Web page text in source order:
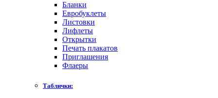
Бланки
Евробуклеты
Листовки
Лифлеты
Открытки
Печать плакатов
Приглашения
Флаеры
Таблички: